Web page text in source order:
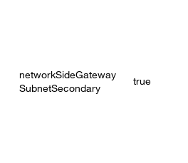
networkSideGateway
SubnetSecondary
true